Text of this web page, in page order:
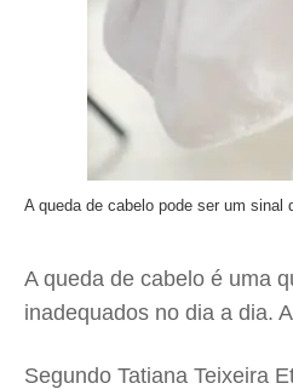
A queda de cabelo pode ser um
A queda de cabelo é uma
inadequados no dia a dia.
Segundo Tatiana Teixeira